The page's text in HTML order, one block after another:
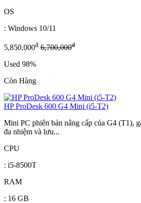
OS
: Windows 10/11
5,850,000đ 6,700,000đ
Used 98%
Còn Hàng
HP ProDesk 600 G4 Mini (i5-T2)
Mini PC phiên bản nâng cấp của G4 (T1),
đa nhiệm và lưu...
CPU
: i5-8500T
RAM
: 16 GB